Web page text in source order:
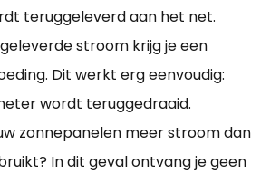
teruggeleverd aan het net.
stroom krijg je een
Dit werkt erg eenvoudig:
wordt teruggedraaid.
zonnepanelen meer stroom dan
In dit geval ontvang je geen